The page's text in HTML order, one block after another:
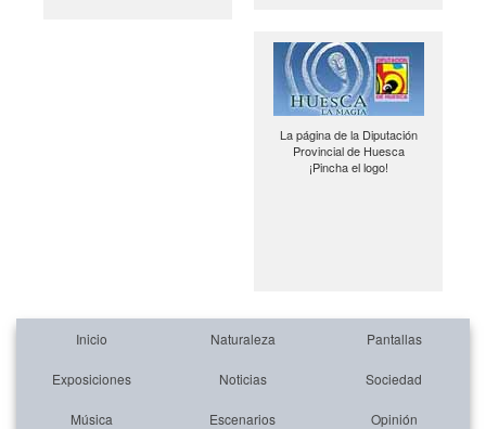
La página de la Diputación
Provincial de Huesca
¡Pincha el logo!
Inicio Naturaleza Pantallas
Exposiciones Noticias Sociedad
Música Escenarios Opinión